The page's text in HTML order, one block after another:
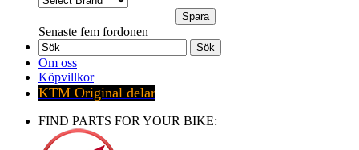
Senaste fem fordonen
Sök
Om oss
Köpvillkor
KTM Original delar
FIND PARTS FOR YOUR BIKE: